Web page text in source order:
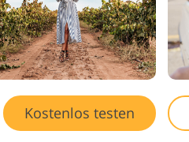
Kostenlos testen